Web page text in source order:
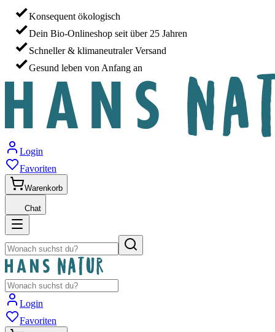
Konsequent ökologisch
Dein Bio-Onlineshop seit über 25 Jahren
Schneller & klimaneutraler Versand
Gesund leben von Anfang an
Login
Favoriten
Warenkorb
Chat
Login
Favoriten